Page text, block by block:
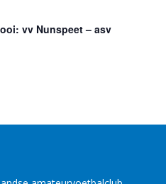
vv Nunspeet – asv